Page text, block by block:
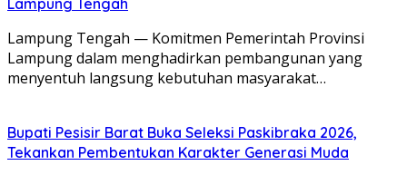
Lampung Tengah — Komitmen Pemerintah Provinsi
Lampung dalam menghadirkan pembangunan yang
menyentuh langsung kebutuhan masyarakat…
Bupati Pesisir Barat Buka Seleksi Paskibraka 2026,
Tekankan Pembentukan Karakter Generasi Muda